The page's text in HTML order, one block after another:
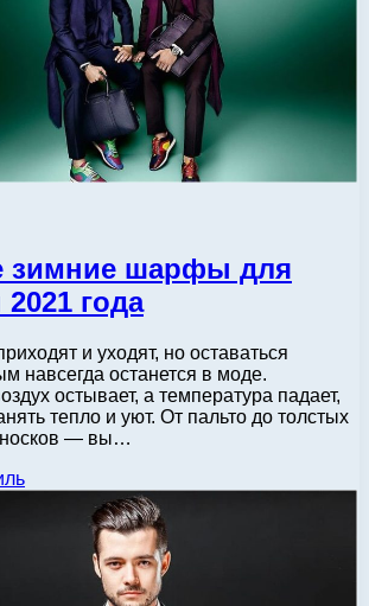
зимние шарфы для
года
и уходят, но оставаться
навсегда останется в моде.
остывает, а температура падает,
тепло и уют. От пальто до толстых
— вы…